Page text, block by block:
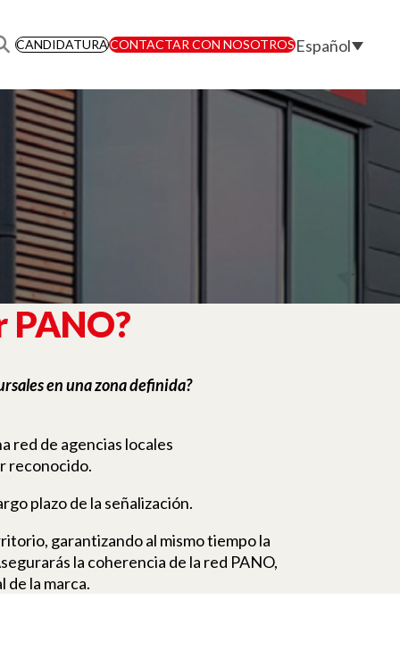
CANDIDATURACONTACTAR CON NOSOTROSEspañol
PANO?
en una zona definida?
red de agencias locales
reconocido.
plazo de la señalización.
garantizando al mismo tiempo la
la coherencia de la red PANO,
de la marca.